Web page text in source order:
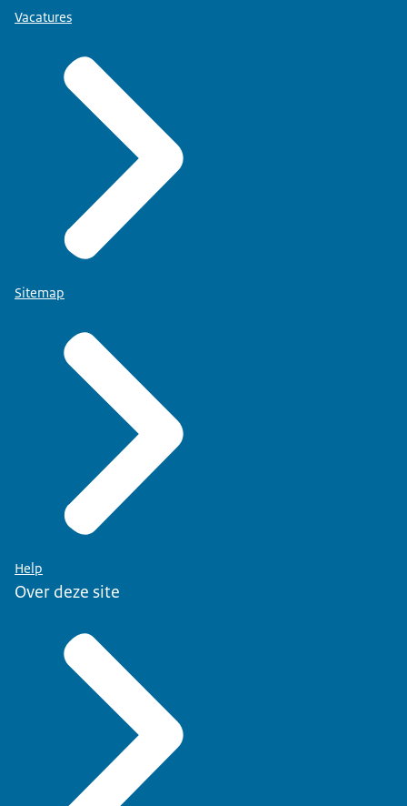
Vacatures
Sitemap
Help
Over deze site